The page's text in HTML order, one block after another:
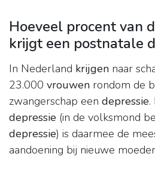
Hoeveel procent van
krijgt een postnatale
In Nederland krijgen naar
23.000 vrouwen rondom de
zwangerschap een depressie.
depressie (in de volksmond
depressie) is daarmee de
aandoening bij nieuwe